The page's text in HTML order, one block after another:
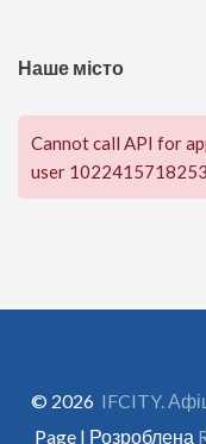
Наше місто
Cannot call API for
user
© 2026 IFCITY.
Page | Розроблена